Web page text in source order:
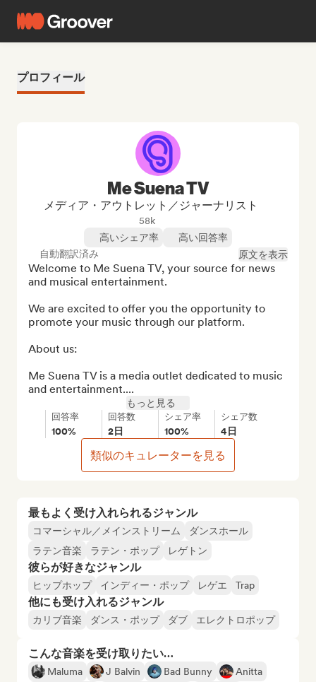
プロフィール
最もよく受け入れられるジャンル
コマーシャル／メインストリーム
ダンスホール
ラテン音楽
ラテン・ポップ レゲトン
彼らが好きなジャンル
ヒップホップ インディー・ポップ レゲエ Trap
他にも受け入れるジャンル
カリブ音楽 ダンス・ポップ ダブ エレクトロポップ
こんな音楽を受け取りたい…
Maluma J Balvin Bad Bunny
Anitta
Me Suena TV
メディア・アウトレット／ジャーナリスト
58k
高いシェア率
高い回答率
自動翻訳済み
原文を表示
Welcome to Me Suena TV, your source for news
and musical entertainment.
We are excited to offer you the opportunity to
promote your music through our platform.
About us:
Me Suena TV is a media outlet dedicated to music
and entertainment....
もっと見る
回答率
100%
回答数
2日
シェア率
100%
シェア数
4日
類似のキュレーターを見る